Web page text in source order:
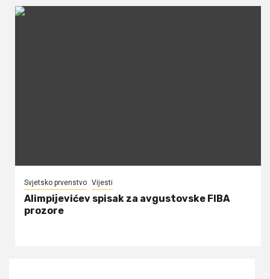
Svjetsko prvenstvo Vijesti
Alimpijevićev spisak za avgustovske FIBA
prozore